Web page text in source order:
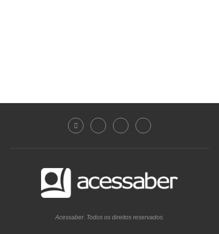
Acessaber. Todos os direitos reservados.